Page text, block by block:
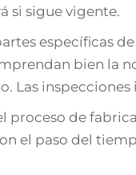
si sigue vigente.
específicas
bien la
Las
de
el paso del